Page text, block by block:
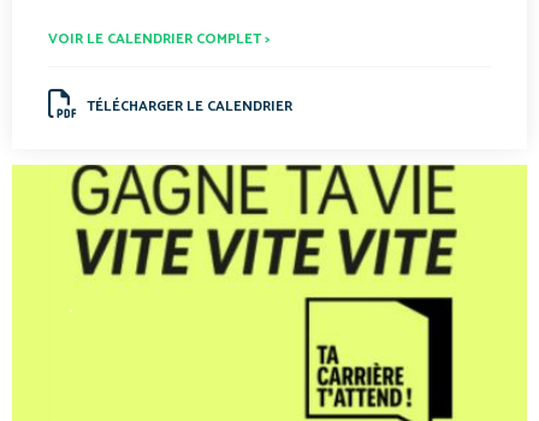
VOIR LE CALENDRIER COMPLET >
TÉLÉCHARGER LE CALENDRIER
.